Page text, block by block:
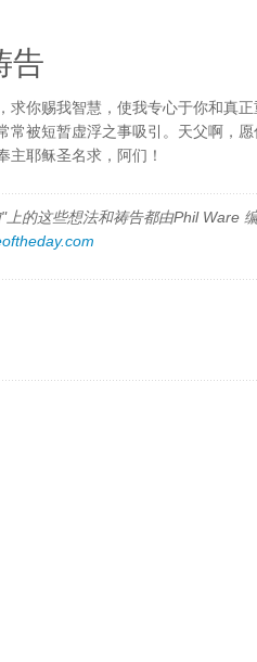
告
求你赐我智慧，使我专心于你和真
常被短暂虚浮之事吸引。天父啊，
主耶稣圣名求，阿们！
上的这些想法和祷告都由Phil Ware